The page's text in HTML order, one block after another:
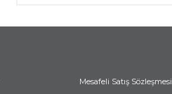
Mesafeli Satış Sözleşmesi